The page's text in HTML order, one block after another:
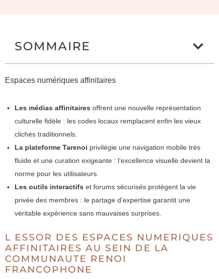
SOMMAIRE
Espaces numériques affinitaires
Les médias affinitaires offrent une nouvelle représentation
culturelle fidèle : les codes locaux remplacent enfin les vieux
clichés traditionnels.
La plateforme Tarenoi privilégie une navigation mobile très
fluide et une curation exigeante : l’excellence visuelle devient la
norme pour les utilisateurs.
Les outils interactifs et forums sécurisés protègent la vie
privée des membres : le partage d’expertise garantit une
véritable expérience sans mauvaises surprises.
L ESSOR DES ESPACES NUMERIQUES
AFFINITAIRES AU SEIN DE LA
COMMUNAUTE RENOI
FRANCOPHONE